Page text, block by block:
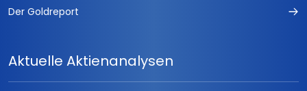
Der Goldreport
Aktuelle Aktienanalysen